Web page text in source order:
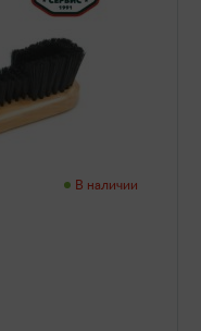
В наличии